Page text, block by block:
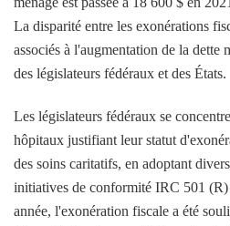
La disparité entre les exonérations
associés à l'augmentation de la dette
des législateurs fédéraux et des États.
Les législateurs fédéraux se
hôpitaux justifiant leur statut
des soins caritatifs, en adoptant
initiatives de conformité IRC 501
année, l'exonération fiscale a été